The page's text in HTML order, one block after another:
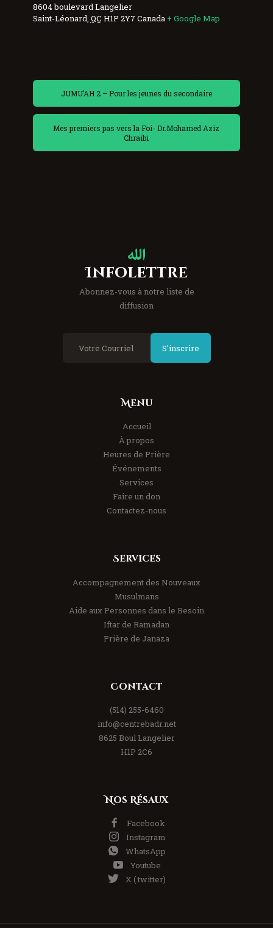
8604 boulevard Langelier
Saint-Léonard QC H1P 2Y7 Canada + Google Map
JUMU’AH 2 – Pour les jeunes du secondaire
Mes premiers pas vers la Foi- Dr.Mohamed Aziz
Chraibi
Infolettre
Abonnez-vous à notre liste de
diffusion
S'inscrire
Menu
Accueil
À propos
Heures de Prière
Événements
Services
Faire un don
Contactez-nous
Services
Accompagnement des Nouveaux
Musulmans
Aide aux Personnes dans le Besoin
Iftar de Ramadan
Prière de Janaza
Contact
(514) 255-6460
info@centrebadr.net
8625 Boul Langelier
H1P 2C6
Nos Résaux
Facebook
Instagram
WhatsApp
Youtube
X ( twitter)